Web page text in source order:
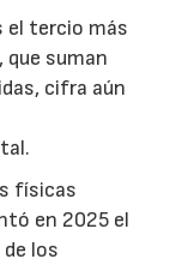
el tercio más
que suman
cifra aún
físicas
en 2025 el
los